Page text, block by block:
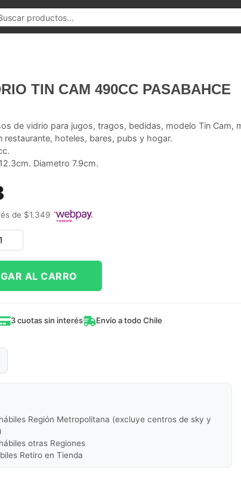
TIN CAM 490CC PASABAHCE
de vidrio para jugos, tragos, bedidas, modelo Tin Cam,
restaurante, hoteles, bares, pubs y hogar.
Diametro 7.9cm.
de $1.349
AL CARRO
3 cuotas sin interés Envío a todo Chile
Región Metropolitana (excluye centros de sky y
otras Regiones
Retiro en Tienda